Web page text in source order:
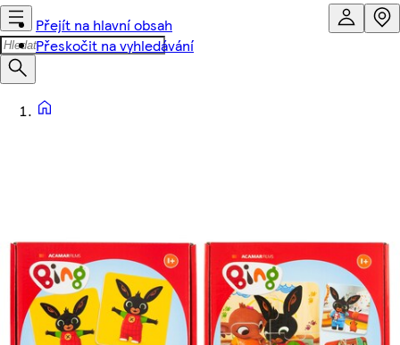
Přejít na hlavní obsah
Přeskočit na vyhledávání